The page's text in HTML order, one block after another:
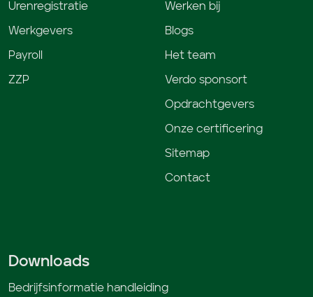
Urenregistratie
Werkgevers
Payroll
ZZP
Werken bij
Blogs
Het team
Verdo sponsort
Opdrachtgevers
Onze certificering
Sitemap
Contact
Downloads
Bedrijfsinformatie handleiding